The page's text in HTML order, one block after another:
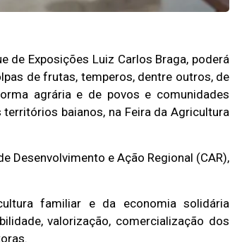
de Exposições Luiz Carlos Braga, poderá
de frutas, temperos, dentre outros, de
agrária e de povos e comunidades
baianos, na Feira da Agricultura
Desenvolvimento e Ação Regional (CAR),
familiar e da economia solidária
valorização, comercialização dos